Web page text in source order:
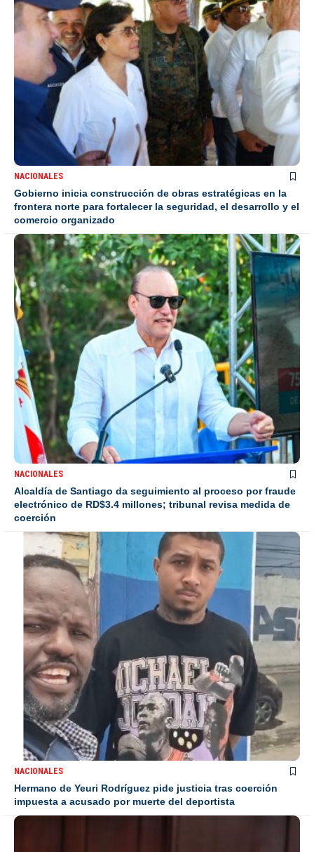
NACIONALES
Gobierno inicia construcción de obras estratégicas en la
frontera norte para fortalecer la seguridad, el desarrollo y el
comercio organizado
NACIONALES
Alcaldía de Santiago da seguimiento al proceso por fraude
electrónico de RD$3.4 millones; tribunal revisa medida de
coerción
NACIONALES
Hermano de Yeuri Rodríguez pide justicia tras coerción
impuesta a acusado por muerte del deportista